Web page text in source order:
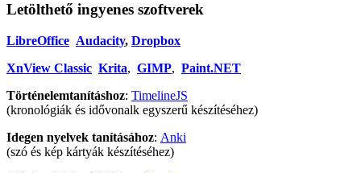
Letölthető ingyenes szoftverek
LibreOffice Audacity, Dropbox
XnView Classic Krita, GIMP, Paint.NET
Történelemtanításhoz: TimelineJS
(kronológiák és idővonalk egyszerű készítéséhez)
Idegen nyelvek tanításához: Anki
(szó és kép kártyák készítéséhez)